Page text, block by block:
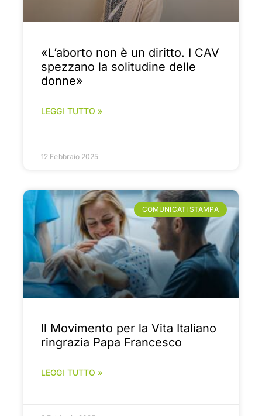
«L’aborto non è un diritto. I CAV
spezzano la solitudine delle
donne»
LEGGI TUTTO »
12 Febbraio 2025
COMUNICATI STAMPA
Il Movimento per la Vita Italiano
ringrazia Papa Francesco
LEGGI TUTTO »